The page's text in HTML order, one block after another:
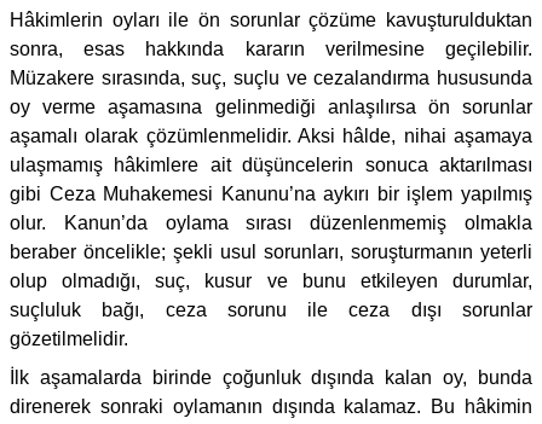
Hâkimlerin oyları ile ön sorunlar çözüme kavuşturulduktan
sonra, esas hakkında kararın verilmesine geçilebilir.
Müzakere sırasında, suç, suçlu ve cezalandırma hususunda
oy verme aşamasına gelinmediği anlaşılırsa ön sorunlar
aşamalı olarak çözümlenmelidir. Aksi hâlde, nihai aşamaya
ulaşmamış hâkimlere ait düşüncelerin sonuca aktarılması
gibi Ceza Muhakemesi Kanunu’na aykırı bir işlem yapılmış
olur. Kanun’da oylama sırası düzenlenmemiş olmakla
beraber öncelikle; şekli usul sorunları, soruşturmanın yeterli
olup olmadığı, suç, kusur ve bunu etkileyen durumlar,
suçluluk bağı, ceza sorunu ile ceza dışı sorunlar
gözetilmelidir.
İlk aşamalarda birinde çoğunluk dışında kalan oy, bunda
direnerek sonraki oylamanın dışında kalamaz. Bu hâkimin